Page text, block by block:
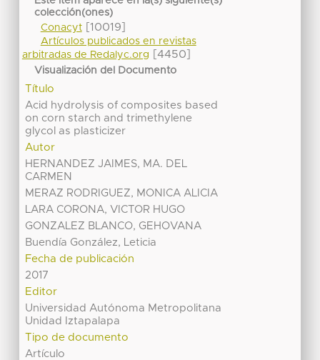
colección(ones)
Conacyt[10019]
Artículos publicados en revistas
arbitradas de Redalyc.org
[4450]
Visualización del Documento
Título
Acid hydrolysis of composites based
on corn starch and trimethylene
glycol as plasticizer
Autor
HERNANDEZ JAIMES, MA. DEL
CARMEN
MERAZ RODRIGUEZ, MONICA ALICIA
LARA CORONA, VICTOR HUGO
GONZALEZ BLANCO, GEHOVANA
Buendía González, Leticia
Fecha de publicación
2017
Editor
Universidad Autónoma Metropolitana
Unidad Iztapalapa
Tipo de documento
Artículo